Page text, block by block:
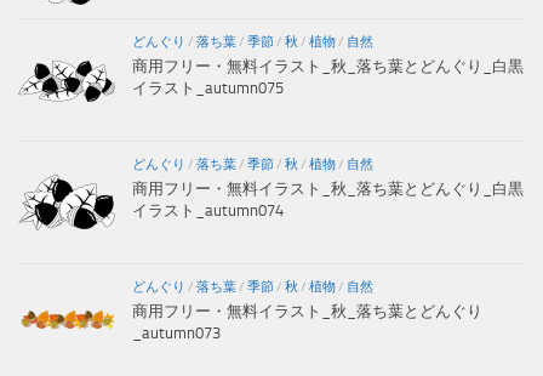
どんぐり / 落ち葉/ 季節/ 秋 / 植物/ 自然
商用フリー・無料イラスト_秋_落ち葉とどんぐり_白黒
イラスト_autumn075
どんぐり / 落ち葉/ 季節/ 秋 / 植物/ 自然
商用フリー・無料イラスト_秋_落ち葉とどんぐり_白黒
イラスト_autumn074
どんぐり / 落ち葉/ 季節/ 秋 / 植物/ 自然
商用フリー・無料イラスト_秋_落ち葉とどんぐり
_autumn073